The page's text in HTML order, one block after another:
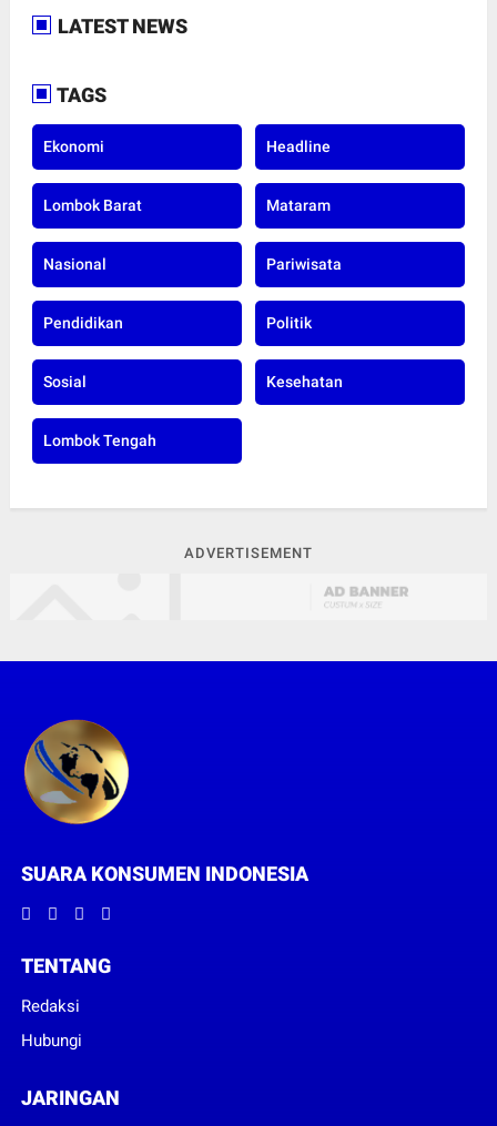
LATEST NEWS
TAGS
Ekonomi Headline
Lombok Barat Mataram
Nasional Pariwisata
Pendidikan Politik
Sosial Kesehatan
Lombok Tengah
ADVERTISEMENT
SUARA KONSUMEN INDONESIA
TENTANG
Redaksi
Hubungi
JARINGAN